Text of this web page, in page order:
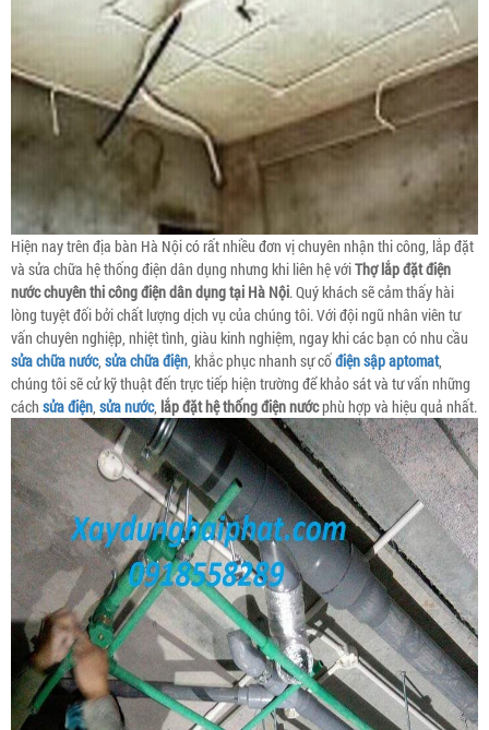
Hiện nay trên địa bàn Hà Nội có rất nhiều đơn vị chuyên nhận thi công, lắp đặt
và sửa chữa hệ thống điện dân dụng nhưng khi liên hệ vớiThợ lắp đặt điện
nước chuyên thi công điện dân dụng tại Hà Nội. Quý khách sẽ cảm thấy hài
lòng tuyệt đối bởi chất lượng dịch vụ của chúng tôi. Với đội ngũ nhân viên tư
vấn chuyên nghiệp, nhiệt tình, giàu kinh nghiệm, ngay khi các bạn có nhu cầu
sửa chữa nước, sửa chữa điện, khắc phục nhanh sự cốđiện sập aptomat,
chúng tôi sẽ cử kỹ thuật đến trực tiếp hiện trường để khảo sát và tư vấn những
cách sửa điện, sửa nước, lắp đặt hệ thống điện nướcphù hợp và hiệu quả nhất.